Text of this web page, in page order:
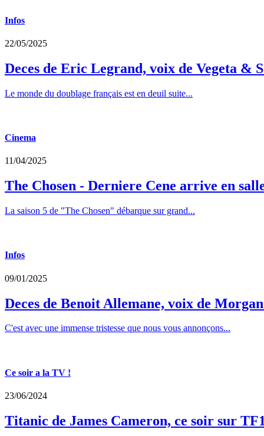
Infos
22/05/2025
Deces de Eric Legrand, voix de Vegeta &
Le monde du doublage français est en deuil suite...
Cinema
11/04/2025
The Chosen - Derniere Cene arrive en
La saison 5 de "The Chosen" débarque sur grand...
Infos
09/01/2025
Deces de Benoit Allemane, voix de
C'est avec une immense tristesse que nous vous annonçons...
Ce soir a la TV !
23/06/2024
Titanic de James Cameron, ce soir sur